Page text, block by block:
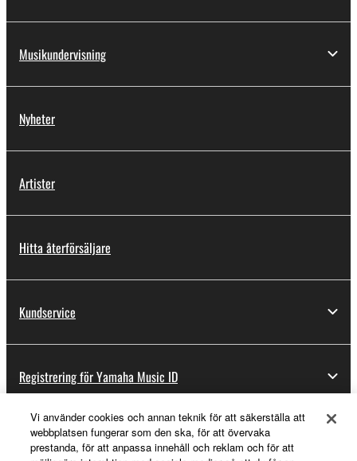
Musikundervisning
Nyheter
Artister
Hitta återförsäljare
Kundservice
Registrering för Yamaha Music ID
Om Yamaha
Vi använder cookies och annan teknik för att säkerställa att
webbplatsen fungerar som den ska, för att övervaka
prestanda, för att anpassa innehåll och reklam och för att